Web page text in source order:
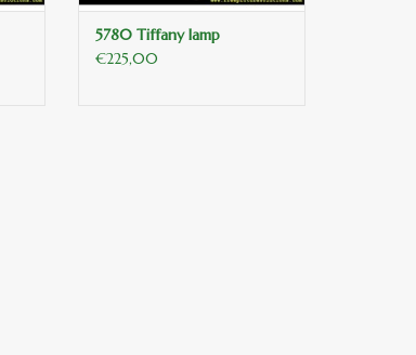
5780 Tiffany lamp
€225,00